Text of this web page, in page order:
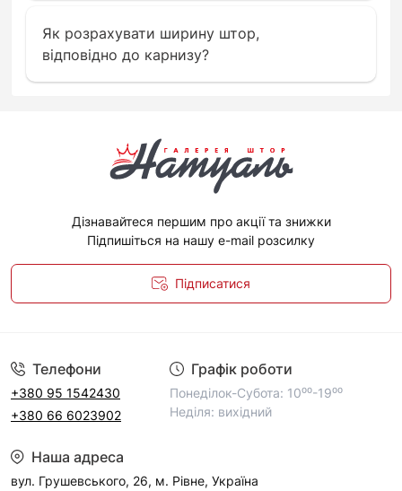
Як розрахувати ширину штор,
відповідно до карнизу?
Дізнавайтеся першим про акції та знижки
Підпишіться на нашу e-mail розсилку
Підписатися
Телефони
+380 95 1542430
+380 66 6023902
Графік роботи
Понеділок-Субота: 10⁰⁰-19⁰⁰
Неділя: вихідний
Наша адреса
вул. Грушевського, 26, м. Рівне, Україна